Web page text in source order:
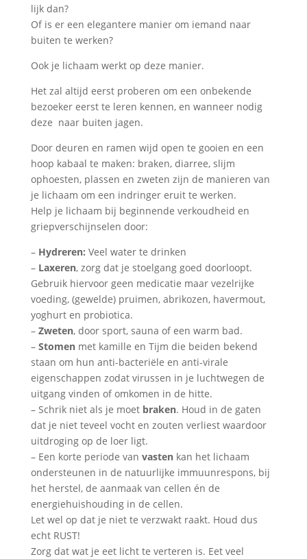
lijk dan?
Of is er een elegantere manier om iemand naar
buiten te werken?
Ook je lichaam werkt op deze manier.
Het zal altijd eerst proberen om een onbekende
bezoeker eerst te leren kennen, en wanneer nodig
deze naar buiten jagen.
Door deuren en ramen wijd open te gooien en een
hoop kabaal te maken: braken, diarree, slijm
ophoesten, plassen en zweten zijn de manieren van
je lichaam om een indringer eruit te werken.
Help je lichaam bij beginnende verkoudheid en
griepverschijnselen door:
– Hydreren: Veel water te drinken
– Laxeren, zorg dat je stoelgang goed doorloopt.
Gebruik hiervoor geen medicatie maar vezelrijke
voeding, (gewelde) pruimen, abrikozen, havermout,
yoghurt en probiotica.
–Zweten, door sport, sauna of een warm bad.
– Stomenmet kamille en Tijm die beiden bekend
staan om hun anti-bacteriële en anti-virale
eigenschappen zodat virussen in je luchtwegen de
uitgang vinden of omkomen in de hitte.
– Schrik niet als je moet braken. Houd in de gaten
dat je niet teveel vocht en zouten verliest waardoor
uitdroging op de loer ligt.
– Een korte periode van vastenkan het lichaam
ondersteunen in de natuurlijke immuunrespons, bij
het herstel, de aanmaak van cellen én de
energiehuishouding in de cellen.
Let wel op dat je niet te verzwakt raakt. Houd dus
echt RUST!
Zorg dat wat je eet licht te verteren is. Eet veel